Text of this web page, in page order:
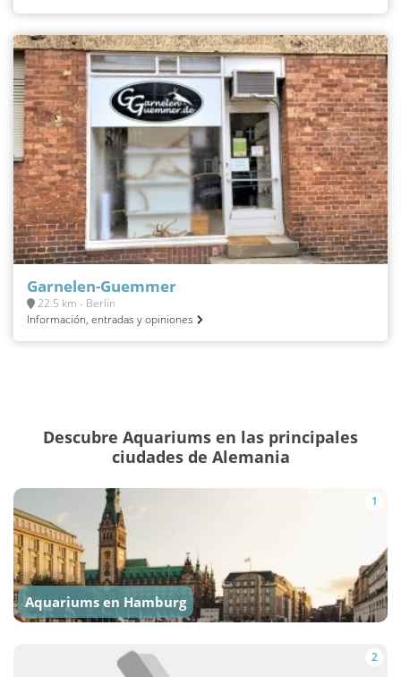
Garnelen-Guemmer
22.5 km - Berlin
Información, entradas y opiniones
Descubre Aquariums en las principales
ciudades de Alemania
1
Aquariums en Hamburg
2